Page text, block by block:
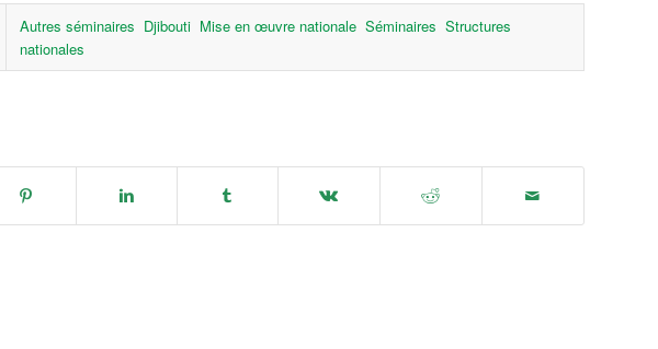
Autres séminaires Djibouti Mise en œuvre nationale Séminaires Structures
nationales